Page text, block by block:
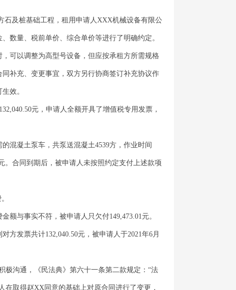
及桩基础工程，租用申请人XXX机械设备有限公
数量、税前单价、综合单价等进行了明确约定。
可以调整为高型号设备，但应按承租方所需规格
补充、变更事宜，双方另行协商签订补充协议作
效。
元，申请人全额开具了增值税专用发票，
混凝土泵车，共泵送混凝土4539方，作业时间
。合同到期后，被申请人未按照约定支付上述款项
额与事实不符，被申请人只欠付149,473.01元。
方发票共计132,040.50元，被申请人于2021年6月
极沟通，《民法典》第六十一条第二款规定：“法
取得赵XX同意的基础上对原合同进行了变更，